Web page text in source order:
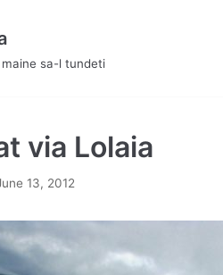
sa-l tundeti
via Lolaia
13, 2012